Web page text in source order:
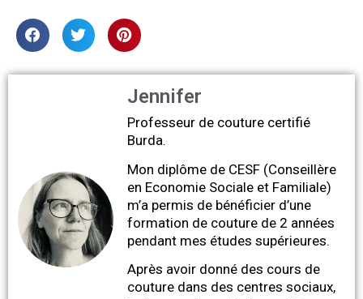
Jennifer
Professeur de couture certifié
Burda.
Mon diplôme de CESF (Conseillère
en Economie Sociale et Familiale)
m’a permis de bénéficier d’une
formation de couture de 2 années
pendant mes études supérieures.
Après avoir donné des cours de
couture dans des centres sociaux,